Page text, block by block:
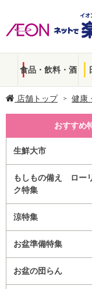
食品・飲料・酒
店舗トップ 健康
おすすめ
生鮮大市
もしもの備え ロー
ク特集
涼特集
お盆準備特集
お盆の団らん